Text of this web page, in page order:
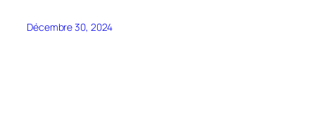
Décembre 30, 2024